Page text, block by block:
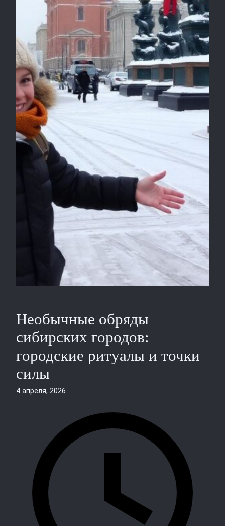
Необычные обряды
сибирских городов:
городские ритуалы и точки
силы
4 апреля, 2026